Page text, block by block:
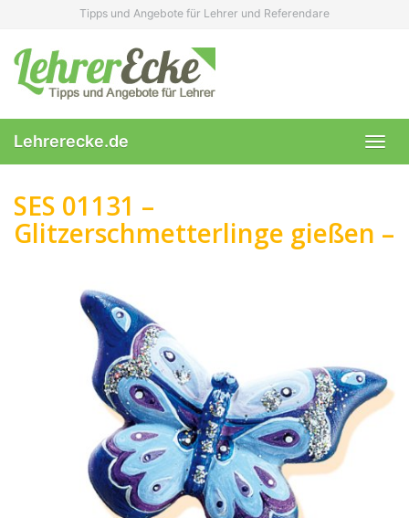
content
Tipps und Angebote für Lehrer und Referendare
Lehrerecke.de
SES 01131 –
Glitzerschmetterlinge gießen –